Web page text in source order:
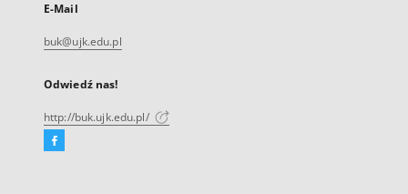
E-Mail
buk@ujk.edu.pl
Odwiedź nas!
http://buk.ujk.edu.pl/
Facebook